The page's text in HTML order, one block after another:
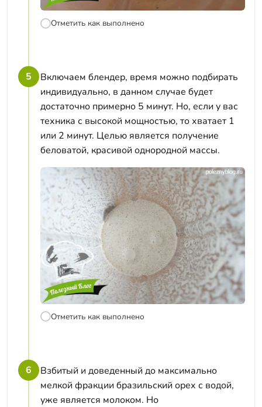
Отметить как выполнено
5
Включаем блендер, время можно подбирать
индивидуально, в данном случае будет
достаточно примерно 5 минут. Но, если у вас
техника с высокой мощностью, то хватает 1
или 2 минут. Целью является получение
беловатой, красивой однородной массы.
Отметить как выполнено
6
Взбитый и доведенный до максимально
мелкой фракции бразильский орех с водой,
уже является молоком. Но